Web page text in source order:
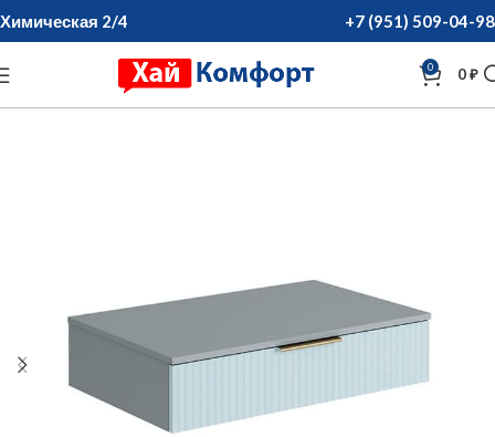
Химическая 2/4 +7 (951) 509-04-98
0 0₽